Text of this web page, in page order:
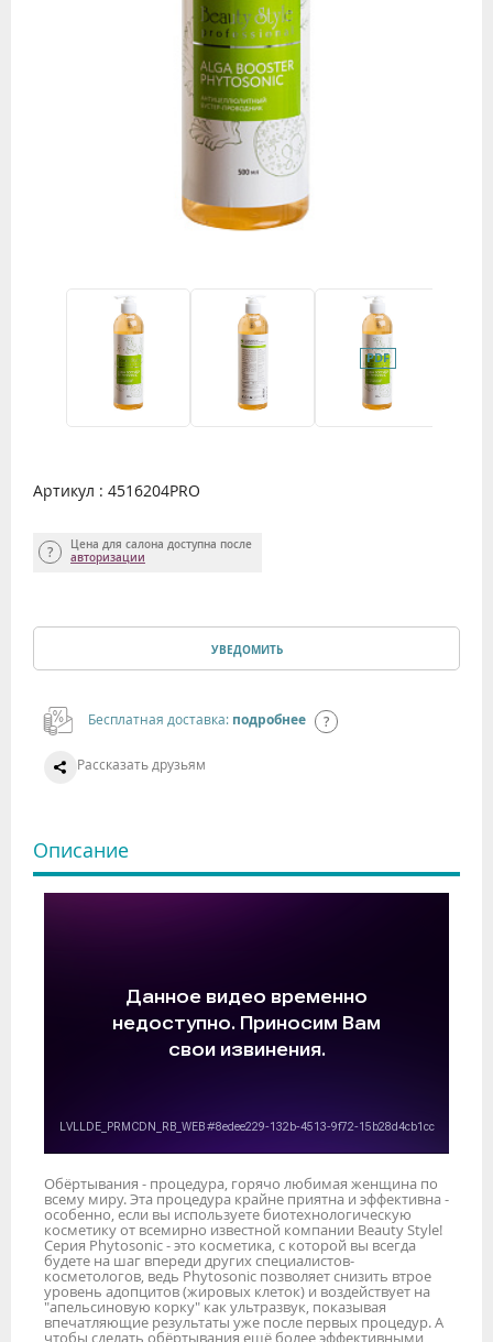
Артикул : 4516204PRO
Цена для салона доступна после
авторизации
УВЕДОМИТЬ
Бесплатная доставка: подробнее
Рассказать друзьям
Описание
Обёртывания - процедура, горячо любимая женщина по
всему миру. Эта процедура крайне приятна и эффективна -
особенно, если вы используете биотехнологическую
косметику от всемирно известной компании Beauty Style!
Серия Phytosonic - это косметика, с которой вы всегда
будете на шаг впереди других специалистов-
косметологов, ведь Phytosonic позволяет снизить втрое
уровень адопцитов (жировых клеток) и воздействует на
"апельсиновую корку" как ультразвук, показывая
впечатляющие результаты уже после первых процедур. А
чтобы сделать обёртывания ещё более эффективными,